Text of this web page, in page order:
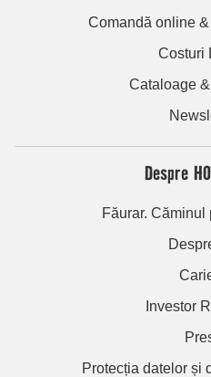
Comandă online
Costuri
Cataloage
Despre
Făurar.
Investor
Protecția datelor și